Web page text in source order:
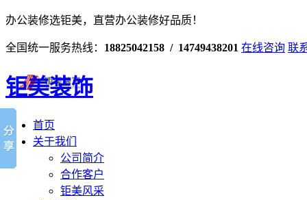
办公装修选钜美，直营办公装修好品质！
全国统一服务热线： 18825042158 / 14749438201 在线咨询 联
钜美装饰
首页
关于我们
公司简介
合作客户
钜美风采